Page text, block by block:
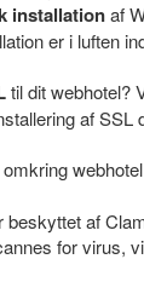
installationaf
er i luften
til dit webhotel?
af
af
for virus,